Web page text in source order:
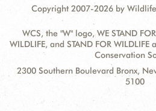
Copyright 2007-2026 by
WCS, the "W" logo, WE STAND
WILDLIFE, and STAND FOR
Conservation
Contact
Address:
2300 Southern Boulevard Bronx,
5100